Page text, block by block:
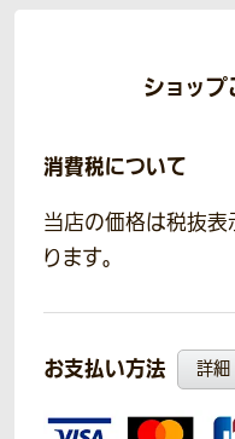
ショッ
消費税について
当店の価格は税抜表
ります。
お支払い方法 詳細